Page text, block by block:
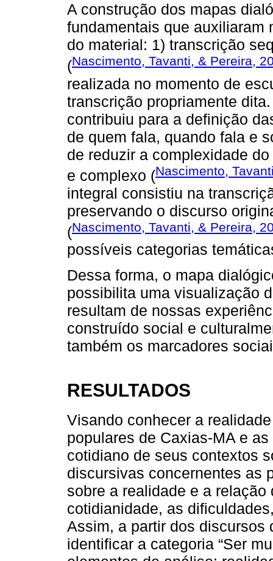
A construção dos mapas
fundamentais que auxiliaram
do material: 1) transcrição
(Nascimento, Tavanti, & Pereira,
realizada no momento de
transcrição propriamente
contribuiu para a definição
de quem fala, quando fala e
de reduzir a complexidade do
e complexo (Nascimento,
integral consistiu na
preservando o discurso
(Nascimento, Tavanti, & Pereira,
possíveis categorias
Dessa forma, o mapa
possibilita uma visualização
resultam de nossas
construído social e
também os marcadores
RESULTADOS
Visando conhecer a
populares de Caxias-MA e
cotidiano de seus contextos
discursivas concernentes as
sobre a realidade e a
cotidianidade, as
Assim, a partir dos
identificar a categoria “Ser